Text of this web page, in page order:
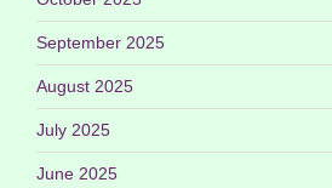
September 2025
August 2025
July 2025
June 2025